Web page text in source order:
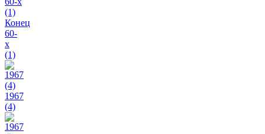
Конец
60-
х
(1)
1967
(4)